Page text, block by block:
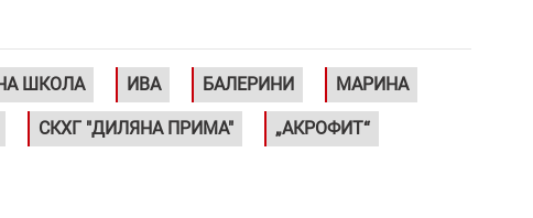
ШКОЛА ИВА БАЛЕРИНИ МАРИНА
СКХГ "ДИЛЯНА ПРИМА" „АКРОФИТ“